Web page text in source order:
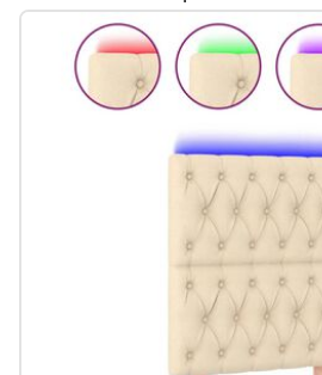
#sharemevidaxl